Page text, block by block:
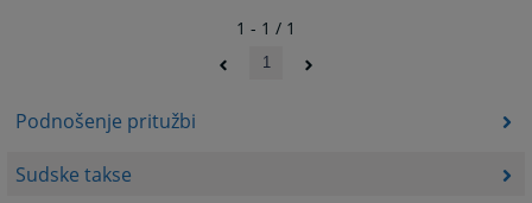
Podnošenje pritužbi
Sudske takse
1 - 1 / 1
1